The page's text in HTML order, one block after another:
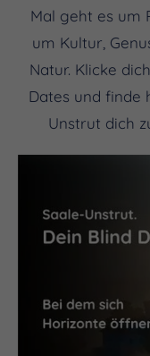
Mal geht es um
um Kultur,
Natur. Klicke
Dates und finde
Unstrut dich